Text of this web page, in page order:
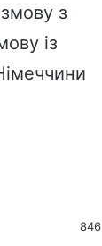
з
із
846